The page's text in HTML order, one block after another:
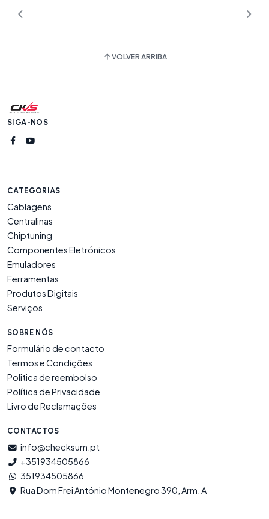
VOLVER ARRIBA
SIGA-NOS
CATEGORIAS
Cablagens
Centralinas
Chiptuning
Componentes Eletrónicos
Emuladores
Ferramentas
Produtos Digitais
Serviços
SOBRE NÓS
Formulário de contacto
Termos e Condições
Politica de reembolso
Política de Privacidade
Livro de Reclamações
CONTACTOS
info@checksum.pt
+351934505866
351934505866
Rua Dom Frei António Montenegro 390, Arm. A